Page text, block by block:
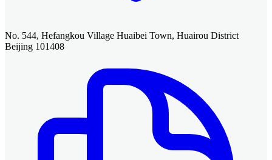
No. 544, Hefangkou Village Huaibei Town, Huairou District
Beijing 101408